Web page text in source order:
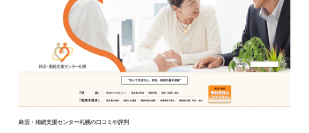
終活・相続支援センター札幌の口コミや評判